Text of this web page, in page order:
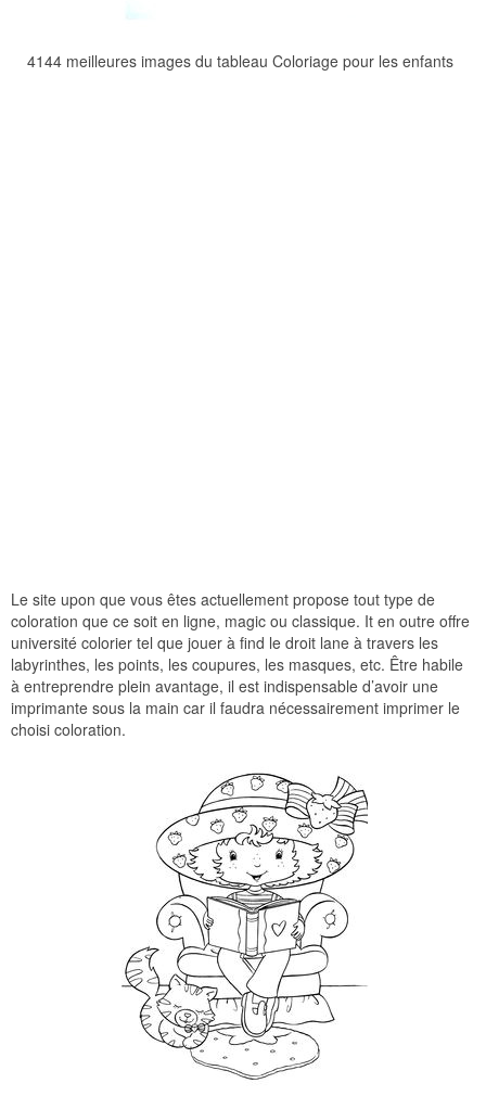
4144 meilleures images du tableau Coloriage pour les enfants
Le site upon que vous êtes actuellement propose tout type de
coloration que ce soit en ligne, magic ou classique. It en outre offre
université colorier tel que jouer à find le droit lane à travers les
labyrinthes, les points, les coupures, les masques, etc. Être habile
à entreprendre plein avantage, il est indispensable d’avoir une
imprimante sous la main car il faudra nécessairement imprimer le
choisi coloration.